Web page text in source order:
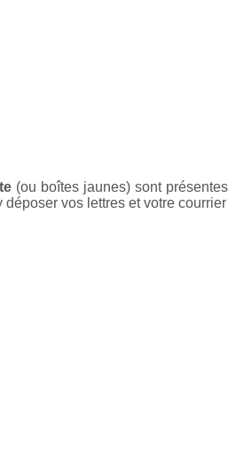
(ou boîtes jaunes) sont
déposer vos lettres et votre